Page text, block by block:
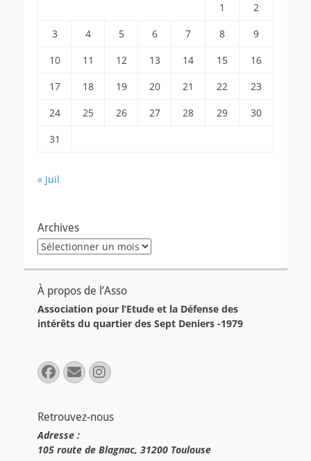
1
2
3
4 5 6 7 8
9
10
11 12 13 14 15
16
17
18 19 20 21 22
23
24
25 26 27 28 29
30
31
« Juil
Archives
Archives
À propos de l’Asso
Association pour l’Etude et la Défense des
intérêts du quartier des Sept Deniers -1979
Facebook
E-
mail
Instagram
Retrouvez-nous
Adresse :
105 route de Blagnac, 31200 Toulouse